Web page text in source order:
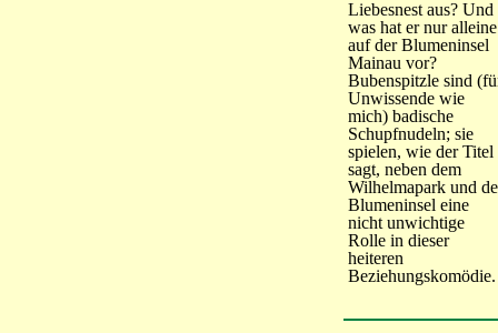
Liebesnest aus? Und
was hat er nur alleine
auf der Blumeninsel
Mainau vor?
Bubenspitzle sind
Unwissende wie
mich) badische
Schupfnudeln; sie
spielen, wie der Titel
sagt, neben dem
Wilhelmapark und
Blumeninsel eine
nicht unwichtige
Rolle in dieser
heiteren
Beziehungskomödie.